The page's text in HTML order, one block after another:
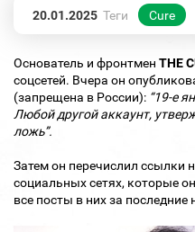
20.01.2025 Теги Cure
Основатель и фронтмен THE
соцсетей. Вчера он
(запрещена в России): “19-е
Любой другой аккаунт,
ложь”.
Затем он перечислил ссылки
социальных сетях, которые
все посты в них за последние